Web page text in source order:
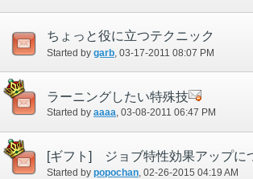
ちょっと役に立つテクニック
Started by garb‎, 03-17-2011 08:07 PM
ラーニングしたい特殊技
Started by aaaa‎, 03-08-2011 06:47 PM
[ギフト] ジョブ特性効果アップに
Started by popochan ‎, 02-26-2015 04:19 AM